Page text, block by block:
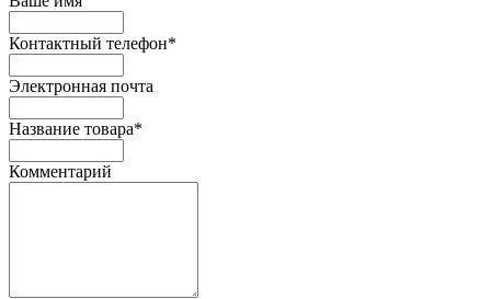
Контактный телефон*
Электронная почта
Название товара*
Комментарий